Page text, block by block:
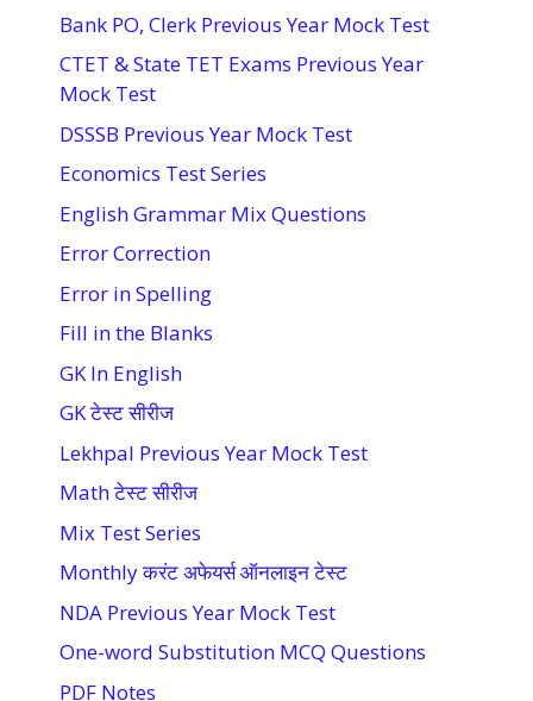
Bank PO, Clerk Previous Year Mock Test
CTET & State TET Exams Previous Year
Mock Test
DSSSB Previous Year Mock Test
Economics Test Series
English Grammar Mix Questions
Error Correction
Error in Spelling
Fill in the Blanks
GK In English
GK टेस्ट सीरीज
Lekhpal Previous Year Mock Test
Math टेस्ट सीरीज
Mix Test Series
Monthly करंट अफेयर्स ऑनलाइन टेस्ट
NDA Previous Year Mock Test
One-word Substitution MCQ Questions
PDF Notes